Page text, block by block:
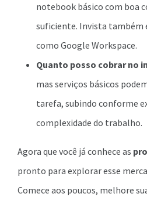
notebook básico com boa
suficiente. Invista também
como Google Workspace.
Quanto posso cobrar no
mas serviços básicos
tarefa, subindo conforme
complexidade do trabalho.
Agora que você já conhece as
pronto para explorar esse
Comece aos poucos, melhore